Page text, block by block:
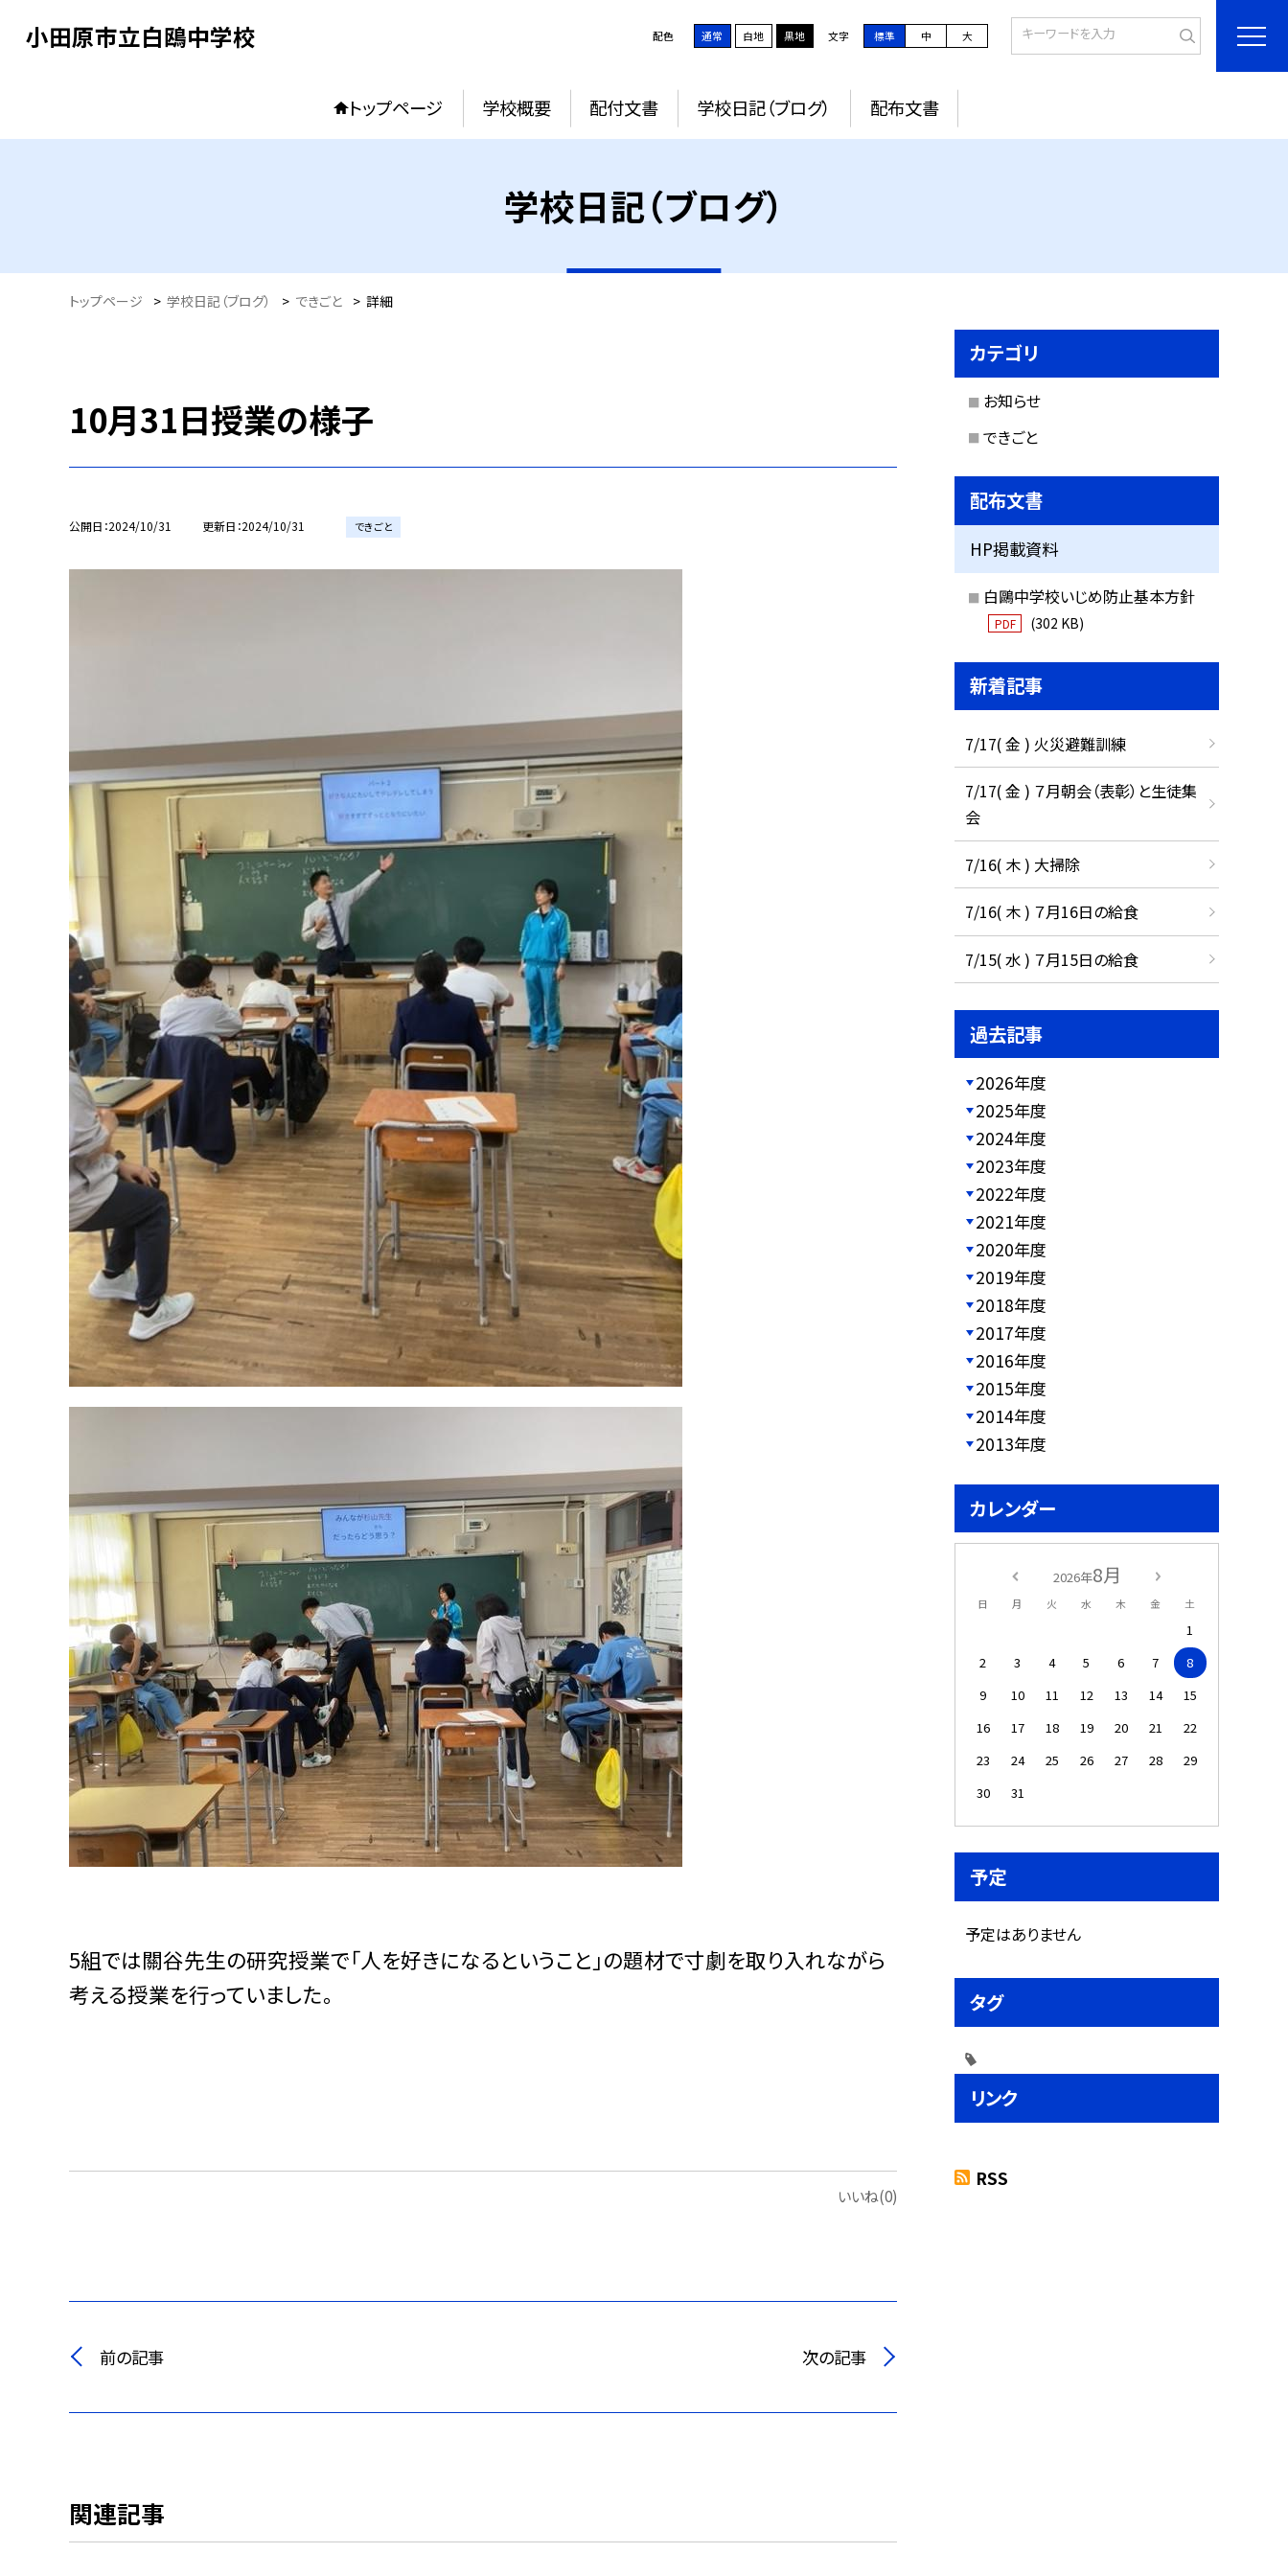
小田原市立白鴎中学校 配色 通常 白地 黒地 文字 標準 中 大
トップページ 学校概要 配付文書 学校日記（ブログ） 配布文書
学校日記（ブログ）
トップページ > 学校日記（ブログ） > できごと > 詳細
10月31日授業の様子
公開日 2024/10/31 更新日 2024/10/31 できごと
5組では關谷先生の研究授業で「人を好きになるということ」の題材で寸劇を取り入れながら
考える授業を行っていました。
いいね(0)
前の記事 次の記事
関連記事
カテゴリ
お知らせ
できごと
配布文書
HP掲載資料
白鷗中学校いじめ防止基本方針
PDF (302 KB)
新着記事
7/17( 金 ) 火災避難訓練
7/17( 金 ) ７月朝会（表彰）と生徒集
会
7/16( 木 ) 大掃除
7/16( 木 ) ７月16日の給食
7/15( 水 ) ７月15日の給食
過去記事
2026年度
2025年度
2024年度
2023年度
2022年度
2021年度
2020年度
2019年度
2018年度
2017年度
2016年度
2015年度
2014年度
2013年度
カレンダー
2026年8月
日 月 火 水 木 金 土
1
2
3 4 5 6 7
8
9
10 11 12 13 14
15
16
17 18 19 20 21
22
23
24 25 26 27 28
29
30
31
予定
予定はありません
タグ
リンク
RSS